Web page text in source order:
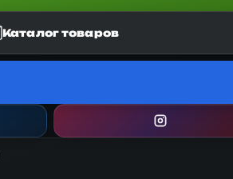
Каталог товаров